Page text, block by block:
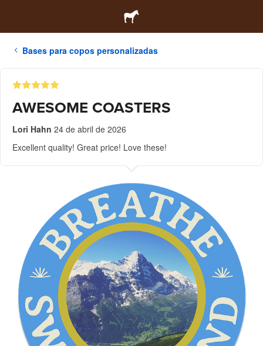
Bases para copos personalizadas
AWESOME COASTERS
Lori Hahn 24 de abril de 2026
Excellent quality! Great price! Love these!